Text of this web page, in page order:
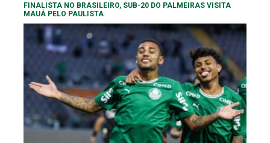
FINALISTA NO BRASILEIRO, SUB-20 DO PALMEIRAS VISITA
MAUÁ PELO PAULISTA